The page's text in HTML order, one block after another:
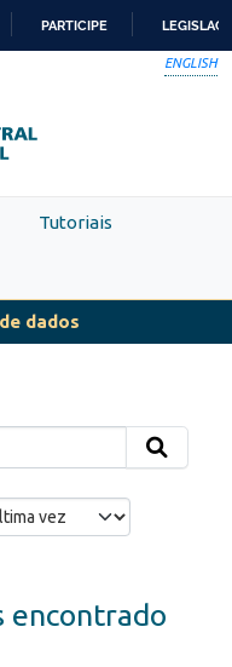
PARTICIPE
ENGLISH
Tutoriais
dados
encontrado